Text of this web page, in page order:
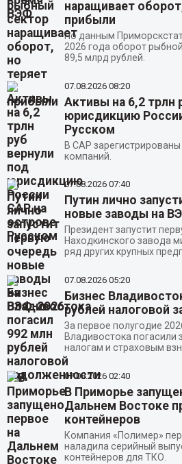
наращивает
прибыли
По данным
2026 года оборот
89,5 млрд рублей.
07.08.2026 08:20
Активы на 6,2 трлн
юрисдикцию
Русском
В САР
компаний.
07.08.2026 07:40
Путин лично
новые заводы на
Президент запустит
Находкинского завода
ряд других крупных
07.08.2026 05:20
Бизнес
рублей налоговой
За первое полугодие
Владивостока погасили
налогам и страховым
07.08.2026 02:40
В Приморье
Дальнем Востоке
контейнеров
Компания «Полимер»
наладила серийный
контейнеров для ТКО.